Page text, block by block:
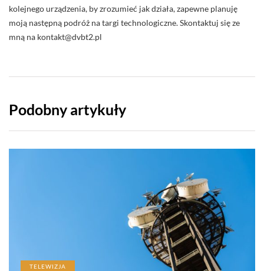
kolejnego urządzenia, by zrozumieć jak działa, zapewne planuję
moją następną podróż na targi technologiczne. Skontaktuj się ze
mną na kontakt@dvbt2.pl
Podobny artykuły
TELEWIZJA